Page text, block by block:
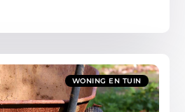
WONING EN TUIN